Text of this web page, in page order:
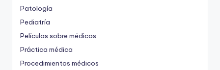
Patología
Pediatría
Películas sobre médicos
Práctica médica
Procedimientos médicos